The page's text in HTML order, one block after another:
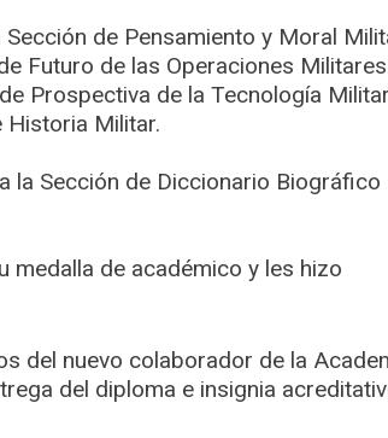
de Pensamiento y Moral
Futuro de las Operaciones
Prospectiva de la Tecnología
Historia Militar.
la Sección de Diccionario Biográfico
medalla de académico y les hizo
del nuevo colaborador de la
del diploma e insignia